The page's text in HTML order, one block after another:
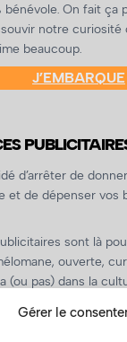
Gérer le
bénévole. On fait ça
notre curiosité
beaucoup.
J’EMBARQUE
d’arrêter de
et de dépenser vos
sont là
ouverte,
a (ou pas) dans la